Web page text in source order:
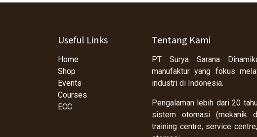
Useful Links
Home
Shop
Events
Courses
ECC
Tentang Kami
PT Surya Sarana
manufaktur yang fokus
industri di Indonesia.
Pengalaman lebih dari 20
sistem otomasi (mekanik
training centre, service